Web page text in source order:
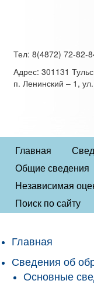
Тел: 8(4872) 72-82-
Адрес: 301131
п. Ленинский – 1,
Главная
Общие сведения
Независимая
Поиск по сайту
Главная
Сведения об
Основные